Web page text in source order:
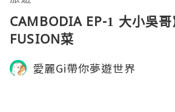
CAMBODIA EP-1 大小吳
FUSION菜
愛麗Gi帶你夢遊世界